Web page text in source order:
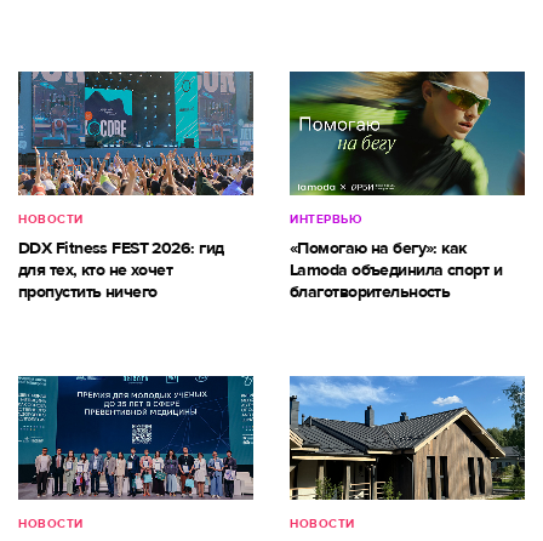
НОВОСТИ
DDX Fitness FEST 2026: гид
для тех, кто не хочет
пропустить ничего
ИНТЕРВЬЮ
«Помогаю на бегу»: как
Lamoda объединила спорт и
благотворительность
НОВОСТИ НОВОСТИ